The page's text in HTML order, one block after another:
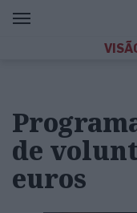
de
euros